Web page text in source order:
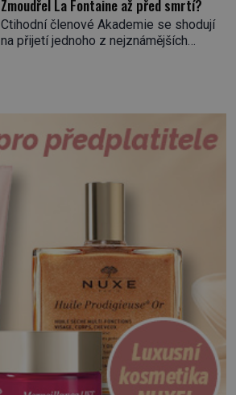
tisícovka Červených košil, které vedl do
boje slavný italský revolucionář
Giuseppe Garibaldi. Pro své
Zmoudřel La Fontaine až před smrtí?
Ctihodní členové Akademie se shodují
na přijetí jednoho z nejznámějších
nemůže rozhodnout, co v životě vlastně
bude dělat. Převezme práci lesního